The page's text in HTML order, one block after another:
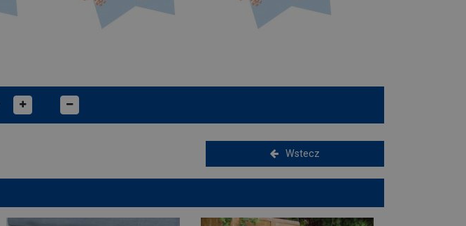
Wstecz